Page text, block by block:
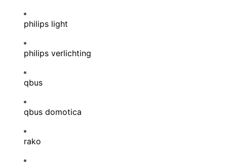
philips light
philips verlichting
qbus
qbus domotica
rako